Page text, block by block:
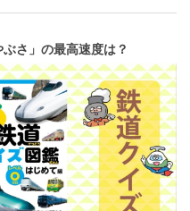
さ」の最高速度は？